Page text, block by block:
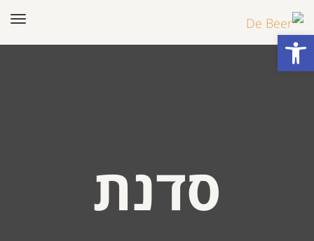
פתח סרגל נגישות
סדנת